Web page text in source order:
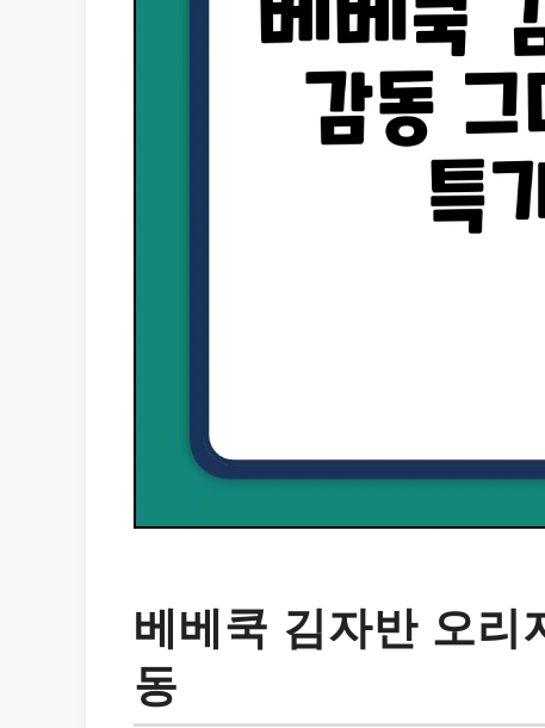
베베쿡 김자반 오
동